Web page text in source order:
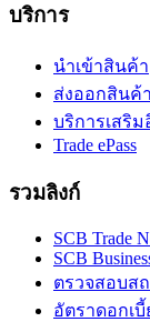
บริการ
นำเข้าสินค้า
ส่งออกสินค้า
บริการเสริม
Trade ePass
รวมลิงก์
SCB Trade
SCB
ตรวจสอบส
อัตราดอกเ